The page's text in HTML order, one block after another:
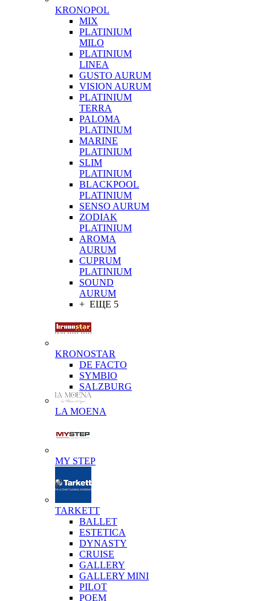
KRONOPOL
MIX
PLATINIUM
MILO
PLATINIUM
LINEA
GUSTO AURUM
VISION AURUM
PLATINIUM
TERRA
PALOMA
PLATINIUM
MARINE
PLATINIUM
SLIM
PLATINIUM
BLACKPOOL
PLATINIUM
SENSO AURUM
ZODIAK
PLATINIUM
AROMA
AURUM
CUPRUM
PLATINIUM
SOUND
AURUM
+ ЕЩЕ 5
KRONOSTAR
DE FACTO
SYMBIO
SALZBURG
LA MOENA
MY STEP
TARKETT
BALLET
ESTETICA
DYNASTY
CRUISE
GALLERY
GALLERY MINI
PILOT
POEM